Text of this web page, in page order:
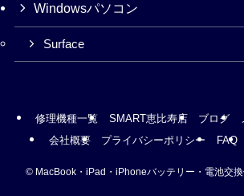
Windowsパソコン
Surface
修理機種一覧 SMART恵比寿店 ブログ
会社概要
プライバシーポリシー FAQ
© MacBook・iPad・iPhoneバッテリー・電池交